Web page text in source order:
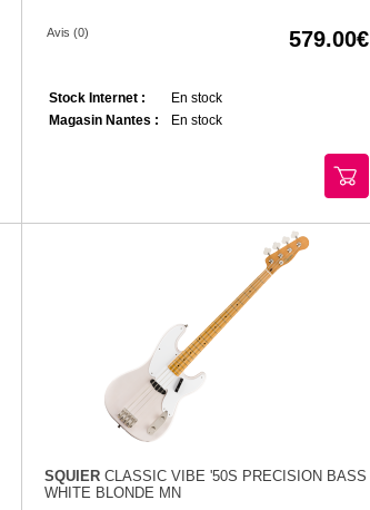
Avis (0) 579.00
Stock Internet :
En stock
Magasin Nantes :
En stock
SQUIERCLASSIC VIBE '50S PRECISION BASS
WHITE BLONDE MN